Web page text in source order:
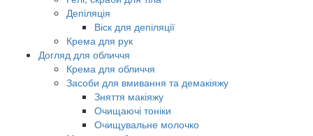
Депіляція
Віск для депіляції
Крема для рук
Догляд для обличчя
Крема для обличчя
Засоби для вмивання та демакіяжу
Зняття макіяжу
Очищаючі тоніки
Очищувальне молочко